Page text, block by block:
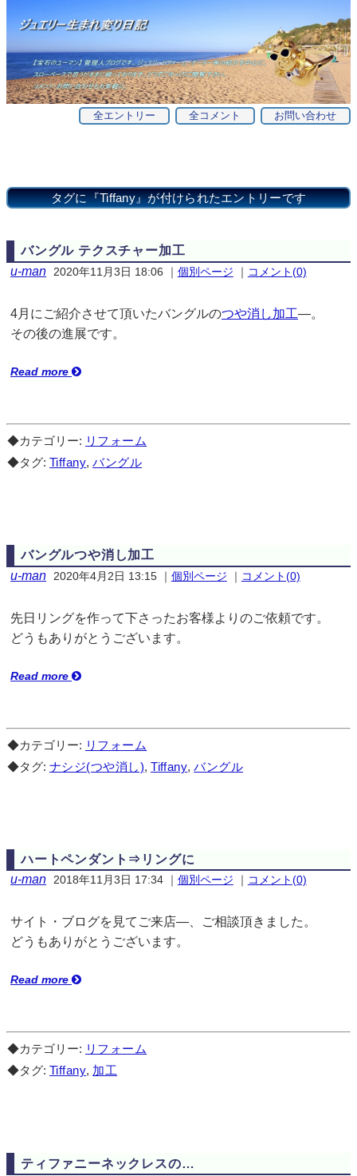
お問い合わせ
全コメント
全エントリー
タグに『Tiffany』が付けられたエントリーです
バングル テクスチャー加工
u-man
2020年11月3日 18:06 ｜ 個別ページ ｜ コメント(0)
4月にご紹介させて頂いたバングルのつや消し加工—。
その後の進展です。
Read more
◆カテゴリー: リフォーム
◆タグ: Tiffany,バングル
バングルつや消し加工
u-man
2020年4月2日 13:15｜ 個別ページ ｜ コメント(0)
先日リングを作って下さったお客様よりのご依頼です。
どうもありがとうございます。
Read more
◆カテゴリー: リフォーム
◆タグ: ナシジ(つや消し),Tiffany,バングル
ハートペンダント⇒リングに
u-man 2018年11月3日 17:34｜ 個別ページ ｜ コメント(0)
サイト・ブログを見てご来店—、ご相談頂きました。
どうもありがとうございます。
Read more
◆カテゴリー: リフォーム
◆タグ: Tiffany, 加工
ティファニーネックレスの…